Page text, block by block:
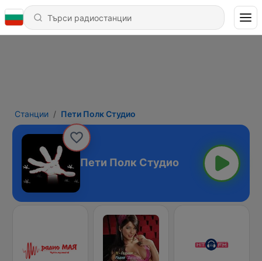
Станции Пети Полк Студио
Пети Полк Студио